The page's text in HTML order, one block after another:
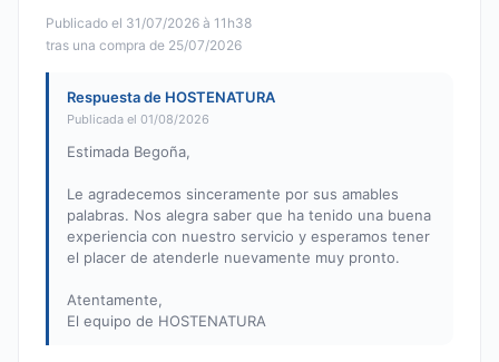
Publicado el 31/07/2026 à 11h38
tras una compra de 25/07/2026
Respuesta de HOSTENATURA
Publicada el 01/08/2026
Estimada Begoña,
Le agradecemos sinceramente por sus amables
palabras. Nos alegra saber que ha tenido una buena
experiencia con nuestro servicio y esperamos tener
el placer de atenderle nuevamente muy pronto.
Atentamente,
El equipo de HOSTENATURA